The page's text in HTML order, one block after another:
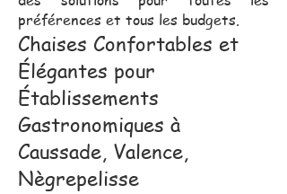
préférences et tous les budgets.
Chaises Confortables et
Élégantes pour
Établissements
Gastronomiques à
Caussade, Valence,
Nègrepelisse